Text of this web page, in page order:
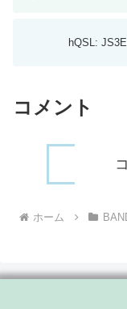
hQSL:
コメント
ホーム